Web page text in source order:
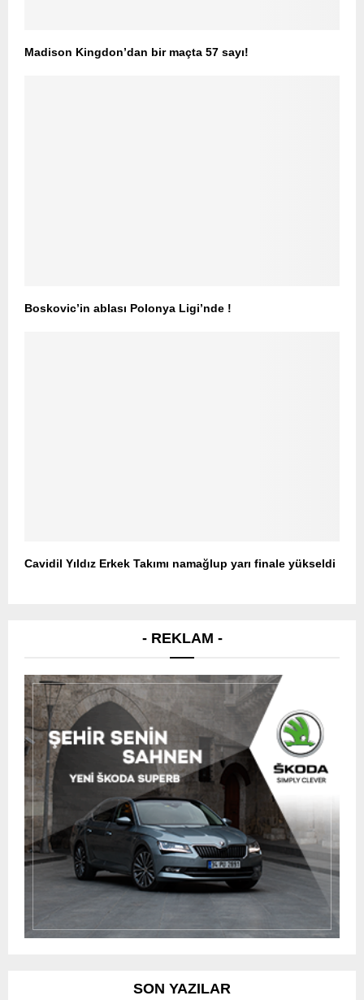
Madison Kingdon’dan bir maçta 57 sayı!
Boskovic’in ablası Polonya Ligi’nde !
Cavidil Yıldız Erkek Takımı namağlup yarı finale yükseldi
- REKLAM -
SON YAZILAR